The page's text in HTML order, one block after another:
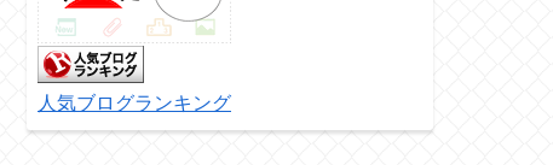
人気ブログランキング